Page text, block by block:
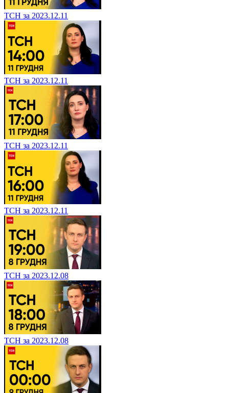
ТСН за 2023.12.11
ТСН за 2023.12.11
ТСН за 2023.12.11
ТСН за 2023.12.11
ТСН за 2023.12.08
ТСН за 2023.12.08